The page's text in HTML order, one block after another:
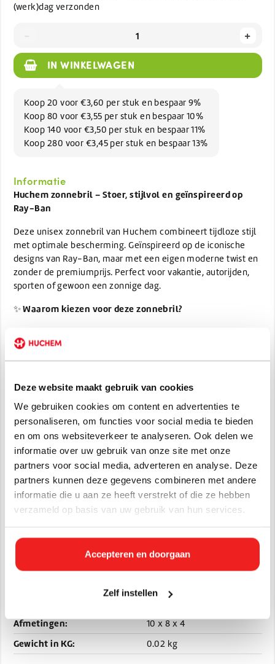
Deze website maakt gebruik van cookies
We gebruiken cookies om content en advertenties te
personaliseren, om functies voor social media te bieden
en om ons websiteverkeer te analyseren. Ook delen we
informatie over uw gebruik van onze site met onze
partners voor social media, adverteren en analyse. Deze
partners kunnen deze gegevens combineren met andere
informatie die u aan ze heeft verstrekt of die ze hebben
verzameld op basis van uw gebruik van hun services.
Accepteren en doorgaan
Zelf instellen
(werk)dag verzonden
+
IN WINKELWAGEN
Koop 20 voor €3,60 per stuk en bespaar 9%
Koop 80 voor €3,55 per stuk en bespaar 10%
Koop 140 voor €3,50 per stuk en bespaar 11%
Koop 280 voor €3,45 per stuk en bespaar 13%
Informatie
Huchem zonnebril – Stoer, stijlvol en geïnspireerd op
Ray-Ban
Deze unisex zonnebril van Huchem combineert tijdloze stijl
met optimale bescherming. Geïnspireerd op de iconische
designs van Ray-Ban, maar met een eigen moderne twist en
zonder de premiumprijs. Perfect voor vakantie, autorijden,
sporten of gewoon een zonnige dag.
✨Waarom kiezen voor deze zonnebril?
tegen schadelijke zonnestralen.
Stijlvol design– Modern en sportief, passend bij elke
Comfortabel lichtgewicht– Draag hem moeiteloos de
hele dag.
Duurzaam– Gemaakt van hoogwaardige materialen die
lang meegaan.
CE-gekeurd– Voldoet aan de Europese kwaliteits- en
veiligheidseisen.
Specificaties
Afmetingen: 10 x 8 x 4
Gewicht in KG: 0.02 kg